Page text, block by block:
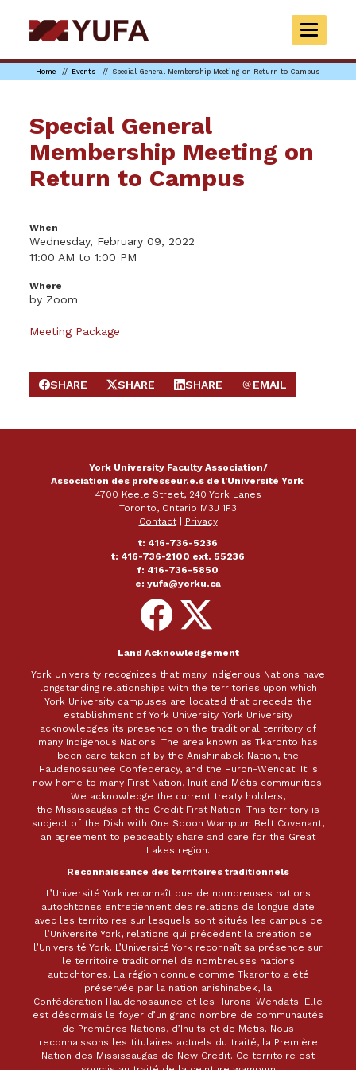
to
main
TOGGLE
Home Events Special General Membership Meeting on Return to Campus
Special General
Membership Meeting on
Return to Campus
When
Wednesday, February 09, 2022
11:00 AM to 1:00 PM
Where
by Zoom
Meeting Package
SHARE ON FACEBOOK
SHARE
SHARE ON X
SHARE
SHARE ON LINKEDIN
SHARE
SEND EMAIL
EMAIL
York University Faculty Association/
Association des professeur.e.s de l'Université York
4700 Keele Street, 240 York Lanes
Toronto, Ontario M3J 1P3
Contact|
Privacy
t: 416-736-5236
t: 416-736-2100 ext. 55236
f: 416-736-5850
e: yufa@yorku.ca
Follow
on
Facebook
Follow
on
X
Land Acknowledgement
York University recognizes that many Indigenous Nations have
longstanding relationships with the territories upon which
York University campuses are located that precede the
establishment of York University. York University
acknowledges its presence on the traditional territory of
many Indigenous Nations. The area known as Tkaronto has
been care taken of by the Anishinabek Nation, the
Haudenosaunee Confederacy, and the Huron-Wendat. It is
now home to many First Nation, Inuit and Métis communities.
We acknowledge the current treaty holders,
the Mississaugas of the Credit First Nation. This territory is
subject of the Dish with One Spoon Wampum Belt Covenant,
an agreement to peaceably share and care for the Great
Lakes region.
Reconnaissance des territoires traditionnels
L’Université York reconnaît que de nombreuses nations
autochtones entretiennent des relations de longue date
avec les territoires sur lesquels sont situés les campus de
l’Université York, relations qui précèdent la création de
l’Université York. L’Université York reconnaît sa présence sur
le territoire traditionnel de nombreuses nations
autochtones. La région connue comme Tkaronto a été
préservée par la nation anishinabek, la
Confédération Haudenosaunee et les Hurons-Wendats. Elle
est désormais le foyer d’un grand nombre de communautés
de Premières Nations, d’Inuits et de Métis. Nous
reconnaissons les titulaires actuels du traité, la Première
Nation des Mississaugas de New Credit. Ce territoire est